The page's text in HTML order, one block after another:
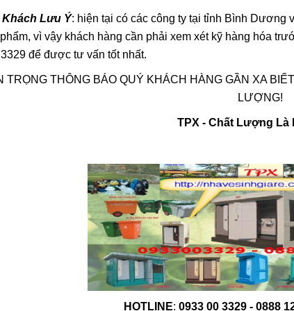
Khách Lưu Ý: hiện tại có các công ty tại tỉnh Bình Dương
vì vậy khách hàng cần phải xem xét kỹ hàng hóa
để được tư vấn tốt nhất.
TRỌNG THÔNG BÁO QUÝ KHÁCH HÀNG GẦN XA
LƯỢNG!
TPX - Chất Lượng Là
HOTLINE: 0933 00 3329 - 0888
Nhà Vệ Sinh
Bao Nhiêu?
04/11/2016
Nhà Vệ Sinh Công Cộng
90.000.000đ
Nhà Vệ Sinh